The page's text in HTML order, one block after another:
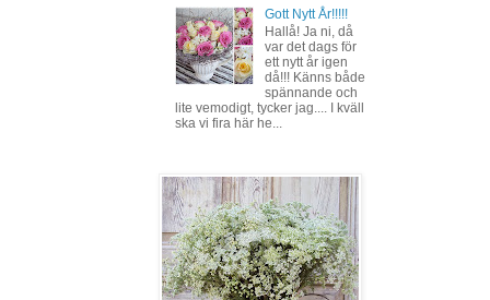
Gott Nytt År!!!!!
Hallå! Ja ni, då
var det dags för
ett nytt år igen
då!!! Känns både
spännande och
lite vemodigt, tycker jag.... I kväll
ska vi fira här he...